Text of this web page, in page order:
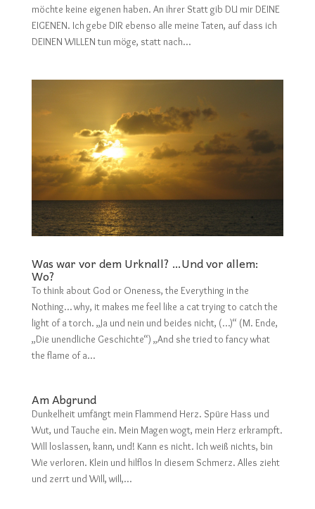
möchte keine eigenen haben. An ihrer Statt gib DU mir DEINE
EIGENEN. Ich gebe DIR ebenso alle meine Taten, auf dass ich
DEINEN WILLEN tun möge, statt nach...
Was war vor dem Urknall? …Und vor allem:
Wo?
To think about God or Oneness, the Everything in the
Nothing… why, it makes me feel like a cat trying to catch the
light of a torch. „Ja und nein und beides nicht, (…)“ (M. Ende,
„Die unendliche Geschichte“) „And she tried to fancy what
the flame of a...
Am Abgrund
Dunkelheit umfängt mein Flammend Herz. Spüre Hass und
Wut, und Tauche ein. Mein Magen wogt, mein Herz erkrampft.
Will loslassen, kann, und! Kann es nicht. Ich weiß nichts, bin
Wie verloren. Klein und hilflos In diesem Schmerz. Alles zieht
und zerrt und Will, will,...